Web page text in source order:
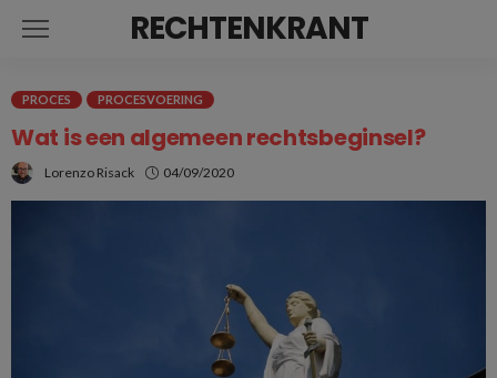
RECHTENKRANT
PROCES PROCESVOERING
Wat is een algemeen rechtsbeginsel?
Lorenzo Risack 04/09/2020